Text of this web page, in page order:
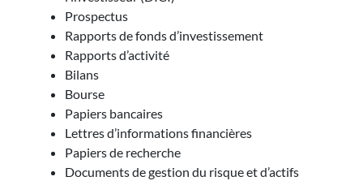
Prospectus
Rapports de fonds d’investissement
Rapports d’activité
Bilans
Bourse
Papiers bancaires
Lettres d’informations financières
Papiers de recherche
Documents de gestion du risque et d’actifs